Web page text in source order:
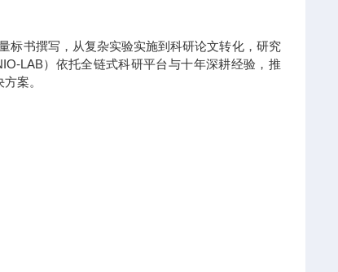
标书撰写，从复杂实验实施到科研论文转化，研究
LAB）依托全链式科研平台与十年深耕经验，推
案。